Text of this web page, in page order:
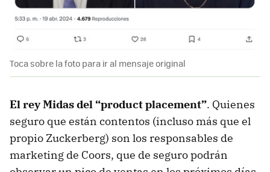
Toca sobre la foto para ir al mensaje original
El rey Midas del “product placement”. Quienes
seguro que están contentos (incluso más que el
propio Zuckerberg) son los responsables de
marketing de Coors, que de seguro podrán